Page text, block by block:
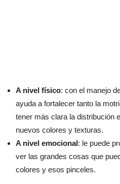
A nivel físico: con el manejo
ayuda a fortalecer tanto la
tener más clara la distribución
nuevos colores y texturas.
A nivel emocional: le puede
ver las grandes cosas que
colores y esos pinceles.